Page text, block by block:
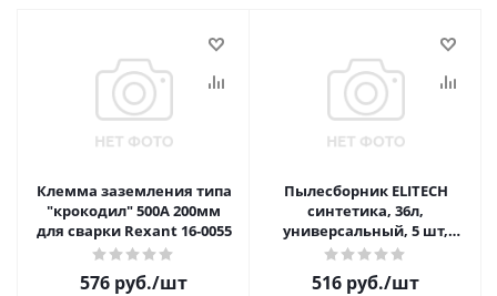
Клемма заземления типа
"крокодил" 500А 200мм
для сварки Rexant 16-0055
576 руб./шт
Пылесборник ELITECH
синтетика, 36л,
универсальный, 5 шт,
вертикальный, вход 58-
70мм 2310.001300
516 руб./шт